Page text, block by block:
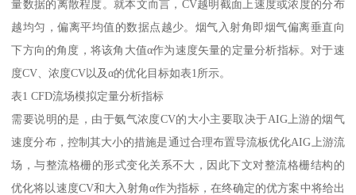
量数据的离散程度。就本文而言，CV越明截面上速度或浓度的分布
越均匀，偏离平均值的数据点越少。烟气入射角即烟气偏离垂直向
下方向的角度，将该角大值α作为速度矢量的定量分析指标。对于速
度CV、浓度CV以及α的优化目标如表1所示。
表1 CFD流场模拟定量分析指标
需要说明的是，由于氨气浓度CV的大小主要取决于AIG上游的烟气
速度分布，控制其大小的措施是通过合理布置导流板优化AIG上游流
场，与整流格栅的形式变化关系不大，因此下文对整流格栅结构的
优化将以速度CV和大入射角α作为指标，在终确定的优方案中将给出